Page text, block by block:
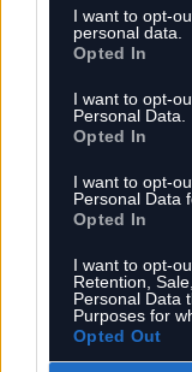
I want to opt-
personal data.
Opted In
I want to opt-
Personal Data.
Opted In
I want to opt-
Personal Data
Opted In
I want to opt-
Retention,
Personal Data
Purposes for
Opted Out
valaha. Nem
valószínűleg
el?! Holott a
óta lassan
közlést
történt meg.
bácsi”-
újságok
hogy kb. a